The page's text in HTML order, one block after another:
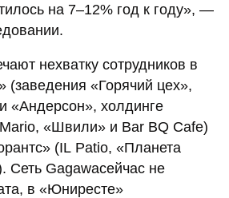
на 7–12% год к году», —
нехватку сотрудников в
(заведения «Горячий цех»,
«Андерсон», холдинге
«Швили» и Bar BQ Cafe)
(IL Patio, «Планета
Сеть Gagawaсейчас не
в «Юниресте»